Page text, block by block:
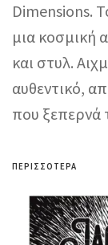
Dimensions.
μια κοσμική
και στυλ.
αυθεντικό,
που
ΠΕΡΙΣΣΌΤΕΡΑ